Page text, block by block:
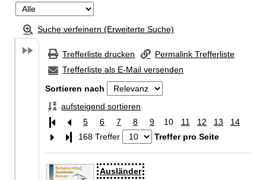
Suche verfeinern (Erweiterte Suche)
Trefferliste drucken
Permalink Trefferliste
Trefferliste als E-Mail versenden
Sortieren nach
aufsteigend sortieren
5
6 7 8 9 10 11 12 13
14
Letzte Seite
168 Treffer Treffer pro Seite
Suchergebnis
Zu den Suchfiltern springen
Ausländer